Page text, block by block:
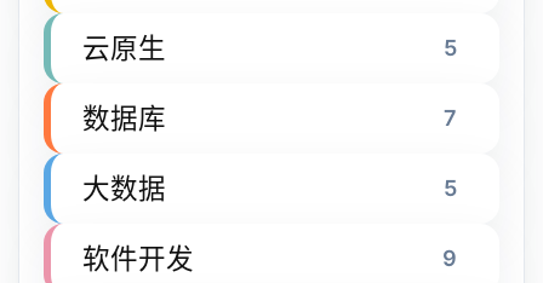
云原生 5
数据库 7
大数据 5
软件开发 9